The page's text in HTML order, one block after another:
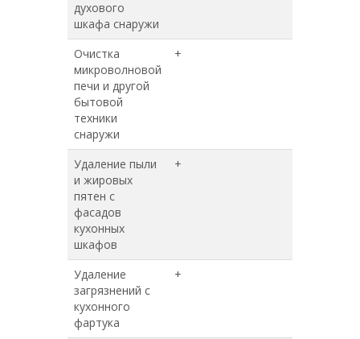
духового
шкафа снаружи
Очистка
микроволновой
печи и другой
бытовой
техники
снаружи
+
Удаление пыли
и жировых
пятен с
фасадов
кухонных
шкафов
+
Удаление
загрязнений с
кухонного
фартука
+